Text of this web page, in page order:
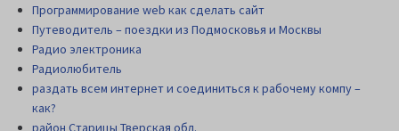
Программирование web как сделать сайт
Путеводитель – поездки из Подмосковья и Москвы
Радио электроника
Радиолюбитель
раздать всем интернет и соединиться к рабочему компу –
как?
район Старицы Тверская обл.